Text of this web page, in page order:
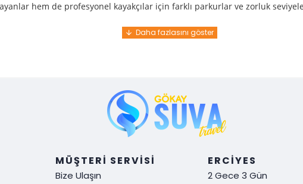
hem de profesyonel kayakçılar için farklı parkurlar ve zorluk
önce gelir. En kaliteli ekipmanlarla ve uzman rehberlerle sizi güvenle
her şey demek. Tüm detayları önceden planlayarak, size özel, rahat ve
MÜŞTERI SERVISI
Bize Ulaşın
ERCIYES
2 Gece 3 Gün